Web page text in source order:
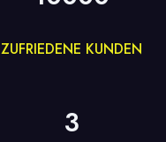
ZUFRIEDENE KUNDEN
3